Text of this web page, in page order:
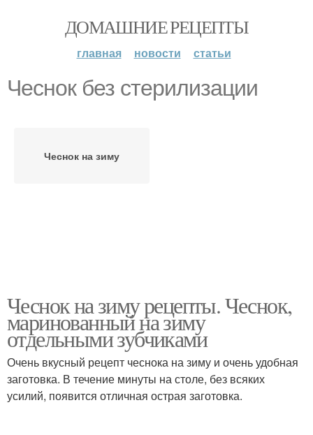
ДОМАШНИЕ РЕЦЕПТЫ
главная новости статьи
Чеснок без стерилизации
Чеснок на зиму
Чеснок на зиму рецепты. Чеснок,
маринованный на зиму
отдельными зубчиками
Очень вкусный рецепт чеснока на зиму и очень удобная
заготовка. В течение минуты на столе, без всяких
усилий, появится отличная острая заготовка.